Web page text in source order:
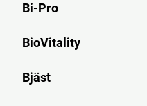
Bi-Pro
BioVitality
Bjäst